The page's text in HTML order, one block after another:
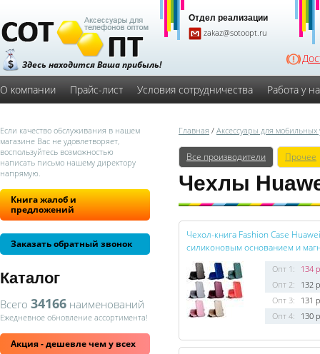
Здесь находится Ваша прибыль!
Отдел реализации
zakaz@sotoopt.ru
О компании Прайс-лист Условия сотрудничества Работа у
Если качество обслуживания в нашем
магазине Вас не удовлетворяет,
воспользуйтесь возможностью
написать письмо нашему директору
напрямую.
Книга жалоб и
предложений
Заказать обратный звонок
Каталог
Всего 34166 наименований
Ежедневное обновление ассортимента!
Акция - дешевле чем у всех
Главная / Аксессуары для мобильных
Все производители Прочее
Чехлы
Чехол-книга Fashion Case
силиконовым основанием и
Опт 1:
134
Опт 2:
132
Опт 3:
131
Опт 4:
130